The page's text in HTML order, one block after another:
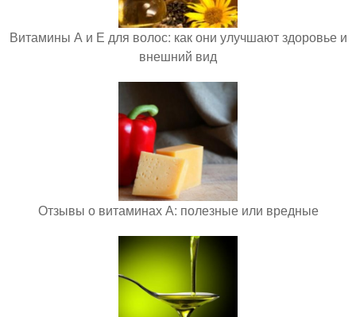
Витамины А и Е для волос: как они улучшают здоровье и
внешний вид
Отзывы о витаминах А: полезные или вредные